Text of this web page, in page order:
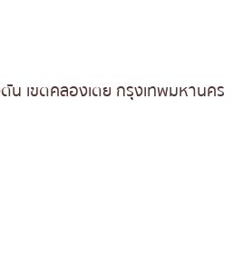
น เขตคลองเตย กรุงเทพมหานคร